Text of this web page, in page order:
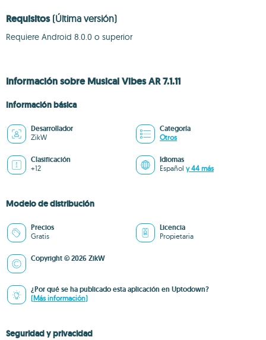
Requisitos (Última versión)
Requiere Android 8.0.0 o superior
Información sobre Musical Vibes AR 7.1.11
Información básica
Desarrollador
ZikW
Categoría
Otros
Clasificación
+12
Idiomas
Español y 44 más
Modelo de distribución
Precios
Gratis
Licencia
Propietaria
Copyright © 2026 ZikW
¿Por qué se ha publicado esta aplicación en Uptodown?
(Más información)
Seguridad y privacidad